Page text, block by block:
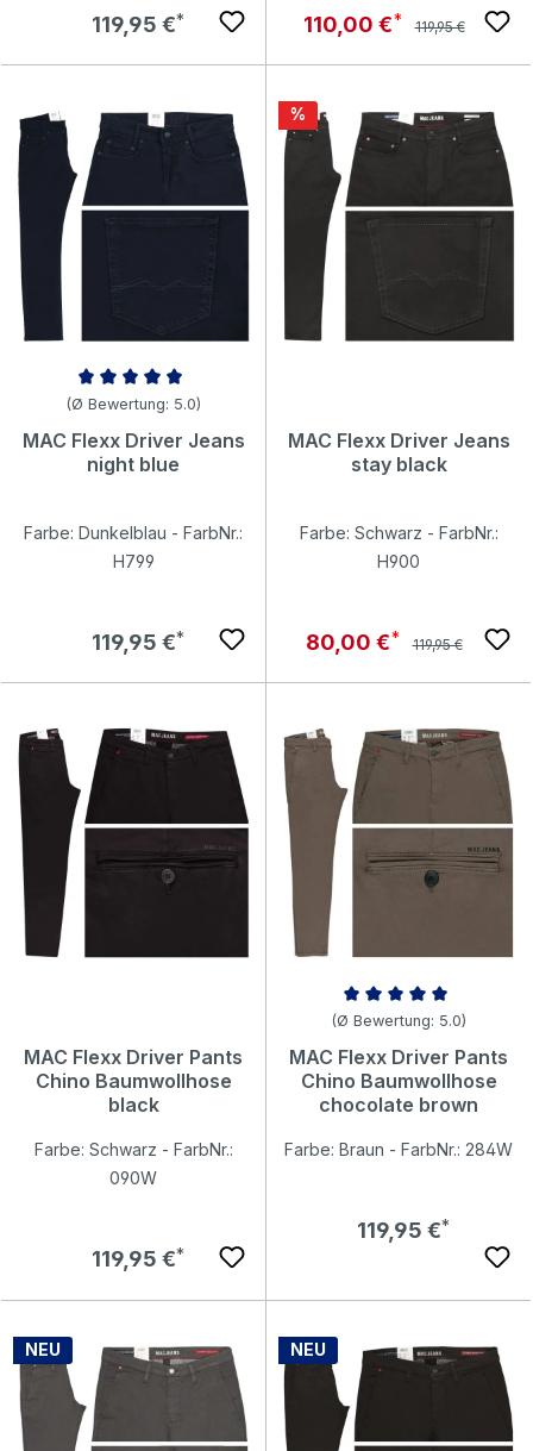
Regulärer Preis:
119,95 € Verkaufspreis:
110,00 € Regulärer Preis:
119,95 €
Durchschnittliche Bewertung von 5 von 5 Sternen
(Ø Bewertung: 5.0)
MAC Flexx Driver Jeans
night blue
Farbe: Dunkelblau - FarbNr.:
H799
Regulärer Preis:
119,95 €
Rabatt
%
MAC Flexx Driver Jeans
stay black
Farbe: Schwarz - FarbNr.:
H900
Verkaufspreis:
80,00 € Regulärer Preis:
119,95 €
MAC Flexx Driver Pants
Chino Baumwollhose
black
Farbe: Schwarz - FarbNr.:
090W
Regulärer Preis:
119,95 €
Durchschnittliche Bewertung
(Ø Bewertung: 5.0)
MAC Flexx Driver Pants
Chino Baumwollhose
chocolate brown
Farbe: Braun - FarbNr.: 284W
Regulärer Preis:
119,95 €
NEU NEU